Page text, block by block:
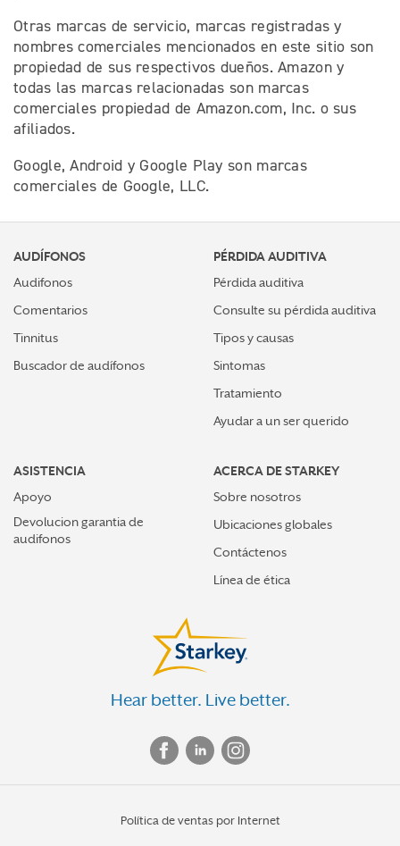
Otras marcas de servicio, marcas registradas y
nombres comerciales mencionados en este sitio son
propiedad de sus respectivos dueños. Amazon y
todas las marcas relacionadas son marcas
comerciales propiedad de Amazon.com, Inc. o sus
afiliados.
Google, Android y Google Play son marcas
comerciales de Google, LLC.
AUDÍFONOS
Audifonos
Comentarios
Tinnitus
Buscador de audífonos
PÉRDIDA AUDITIVA
Pérdida auditiva
Consulte su pérdida auditiva
Tipos y causas
Sintomas
Tratamiento
Ayudar a un ser querido
ASISTENCIA
Apoyo
Devolucion garantia de
audifonos
ACERCA DE STARKEY
Sobre nosotros
Ubicaciones globales
Contáctenos
Línea de ética
Hear better. Live better.
Política de ventas por Internet